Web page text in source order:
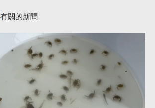
有關的新聞